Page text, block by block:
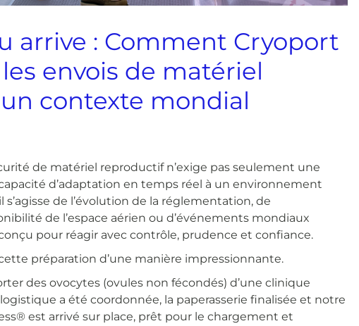
arrive : Comment Cryoport
envois de matériel
contexte mondial
de matériel reproductif n’exige pas seulement une
d’adaptation en temps réel à un environnement
de l’évolution de la réglementation, de
de l’espace aérien ou d’événements mondiaux
pour réagir avec contrôle, prudence et confiance.
préparation d’une manière impressionnante.
des ovocytes (ovules non fécondés) d’une clinique
a été coordonnée, la paperasserie finalisée et notre
est arrivé sur place, prêt pour le chargement et